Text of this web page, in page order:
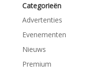
Categorieën
Advertenties
Evenementen
Nieuws
Premium